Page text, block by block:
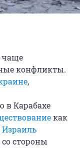
чаще
конфликты.
,
в Карабахе
как
Израиль
со стороны